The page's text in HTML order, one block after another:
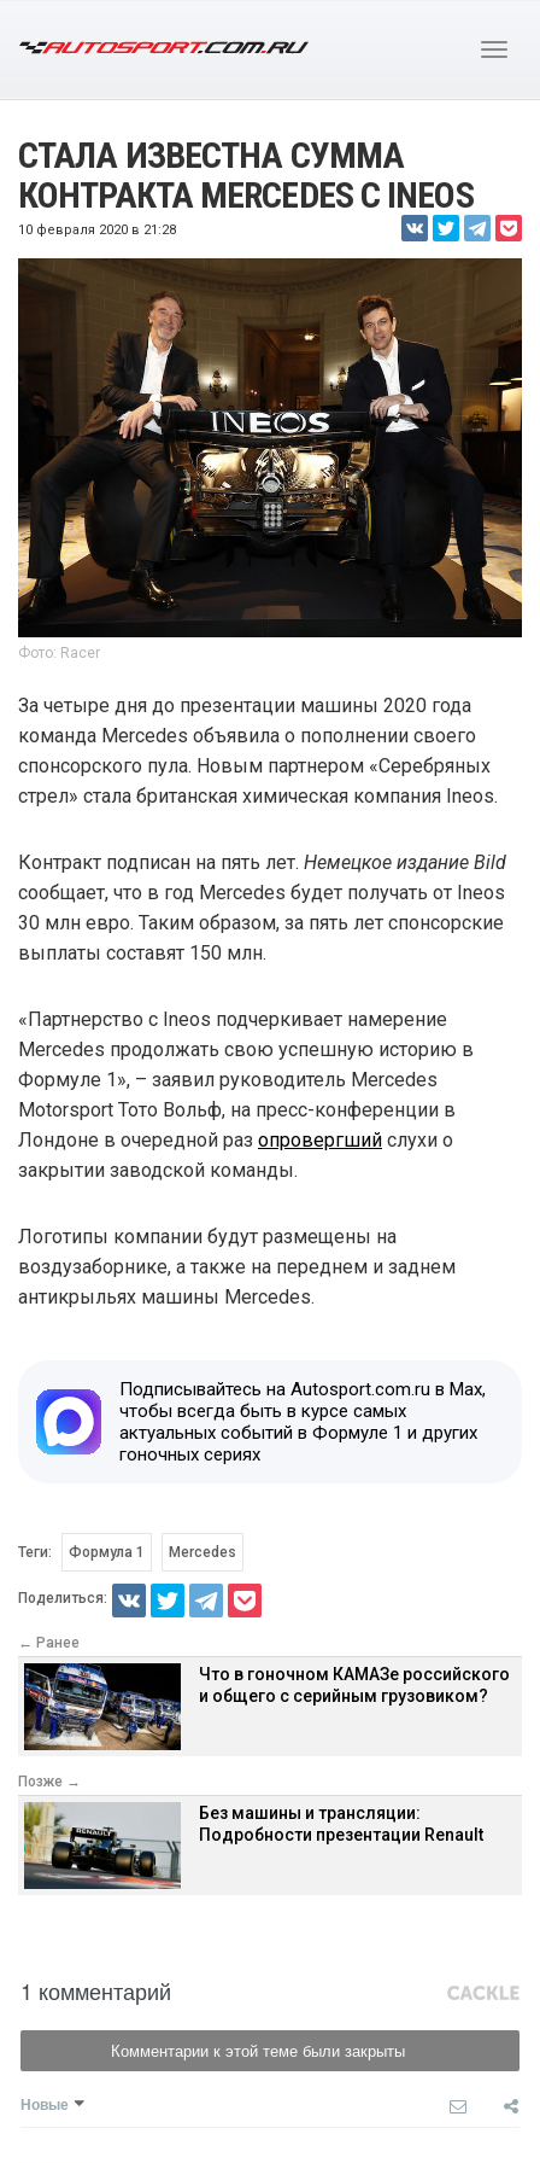
СТАЛА ИЗВЕСТНА СУММА
КОНТРАКТА MERCEDES С INEOS
10 февраля 2020 в 21:28
Фото: Racer
За четыре дня до презентации машины 2020 года
команда Mercedes объявила о пополнении своего
спонсорского пула. Новым партнером «Серебряных
стрел» стала британская химическая компания Ineos.
Контракт подписан на пять лет. Немецкое издание Bild
сообщает, что в год Mercedes будет получать от Ineos
30 млн евро. Таким образом, за пять лет спонсорские
выплаты составят 150 млн.
«Партнерство с Ineos подчеркивает намерение
Mercedes продолжать свою успешную историю в
Формуле 1», – заявил руководитель Mercedes
Motorsport Тото Вольф, на пресс-конференции в
Лондоне в очередной раз опровергший слухи о
закрытии заводской команды.
Логотипы компании будут размещены на
воздузаборнике, а также на переднем и заднем
антикрыльях машины Mercedes.
Подписывайтесь на Autosport.com.ru в Max,
чтобы всегда быть в курсе самых
актуальных событий в Формуле 1 и других
гоночных сериях
Теги: Формула 1 Mercedes
Поделиться:
← Ранее
Что в гоночном КАМАЗе российского
и общего с серийным грузовиком?
Позже →
Без машины и трансляции:
Подробности презентации Renault
1 комментарий
Комментарии к этой теме были закрыты
Новые